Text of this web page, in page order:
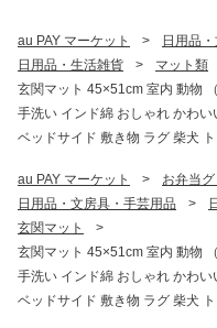
au PAY マーケット > 日用品
日用品・生活雑貨
> マット類
玄関マット 45×51cm 室内 動物
手洗い インド綿 おしゃれ かわ
ベッドサイド 敷き物 ラグ 柴犬 ト
au PAY マーケット > お弁当
日用品・文房具・手芸用品
>
玄関マット
>
玄関マット 45×51cm 室内 動物
手洗い インド綿 おしゃれ かわ
ベッドサイド 敷き物 ラグ 柴犬 ト